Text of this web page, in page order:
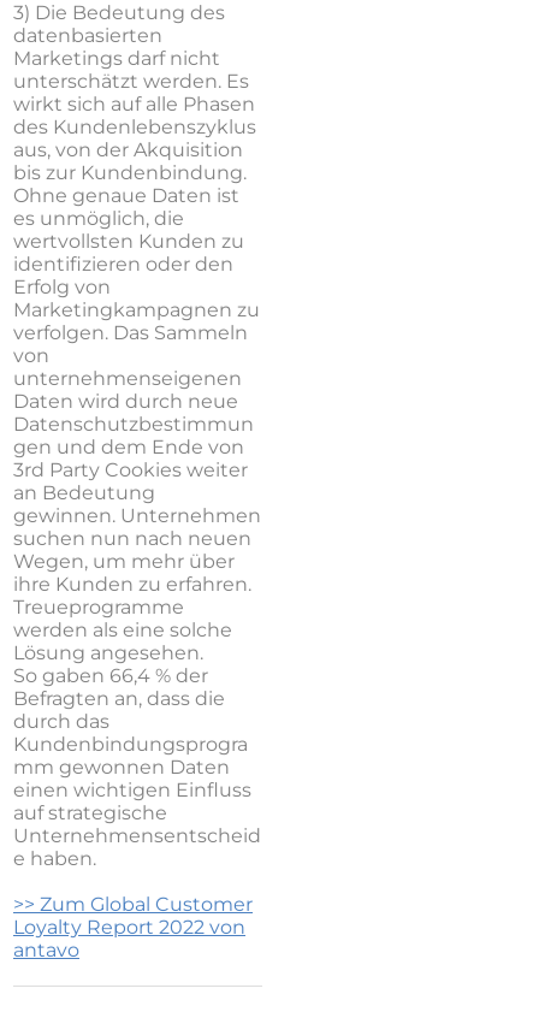
3) Die Bedeutung des
datenbasierten
Marketings darf nicht
unterschätzt werden. Es
wirkt sich auf alle Phasen
des Kundenlebenszyklus
aus, von der Akquisition
bis zur Kundenbindung.
Ohne genaue Daten ist
es unmöglich, die
wertvollsten Kunden zu
identifizieren oder den
Erfolg von
Marketingkampagnen zu
verfolgen. Das Sammeln
von
unternehmenseigenen
Daten wird durch neue
Datenschutzbestimmun
gen und dem Ende von
3rd Party Cookies weiter
an Bedeutung
gewinnen. Unternehmen
suchen nun nach neuen
Wegen, um mehr über
ihre Kunden zu erfahren.
Treueprogramme
werden als eine solche
Lösung angesehen.
So gaben 66,4 % der
Befragten an, dass die
durch das
Kundenbindungsprogra
mm gewonnen Daten
einen wichtigen Einfluss
auf strategische
Unternehmensentscheid
e haben.
>> ​Zum Global Customer
Loyalty Report 2022 von
antavo